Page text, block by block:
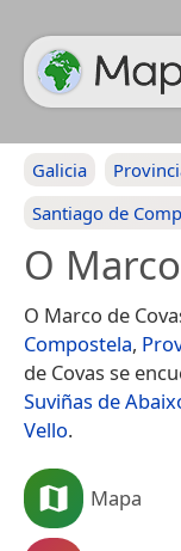
Galicia
Santiago de
O
O Marco de
Compostela,
de Covas se
Suviñas de
Vello.
Mapa